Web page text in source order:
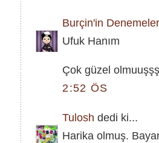
Burçin'in
Ufuk Hanım
Çok güzel
2:52 ÖS
Tulosh dedi ki...
Harika olmuş.